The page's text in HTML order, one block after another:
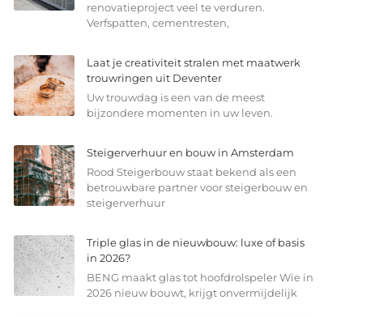
renovatieproject veel te verduren.
Verfspatten, cementresten,
Laat je creativiteit stralen met maatwerk
trouwringen uit Deventer
Uw trouwdag is een van de meest
bijzondere momenten in uw leven.
Steigerverhuur en bouw in Amsterdam
Rood Steigerbouw staat bekend als een
betrouwbare partner voor steigerbouw en
steigerverhuur
Triple glas in de nieuwbouw: luxe of basis
in 2026?
BENG maakt glas tot hoofdrolspeler Wie in
2026 nieuw bouwt, krijgt onvermijdelijk